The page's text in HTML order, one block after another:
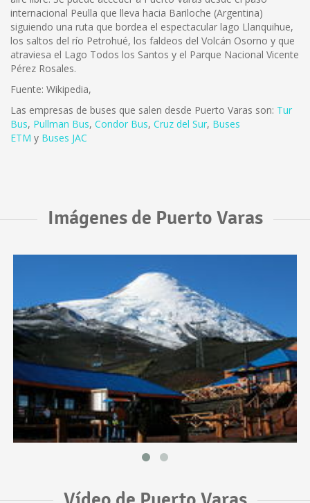
internacional Peulla que lleva hacia Bariloche (Argentina)
siguiendo una ruta que bordea el espectacular lago Llanquihue,
los saltos del río Petrohué, los faldeos del Volcán Osorno y que
atraviesa el Lago Todos los Santos y el Parque Nacional Vicente
Pérez Rosales.
Fuente: Wikipedia,
Las empresas de buses que salen desde Puerto Varas son: Tur
Bus, Pullman Bus, Condor Bus, Cruz del Sur, Buses
ETM y Buses JAC
Imágenes de Puerto Varas